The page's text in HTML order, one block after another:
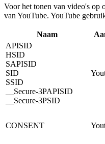
Voor het tonen van video's op
van YouTube. YouTube
Naam
APISID
HSID
SAPISID
SID
SSID
__Secure-3PAPISID
__Secure-3PSID
CONSENT